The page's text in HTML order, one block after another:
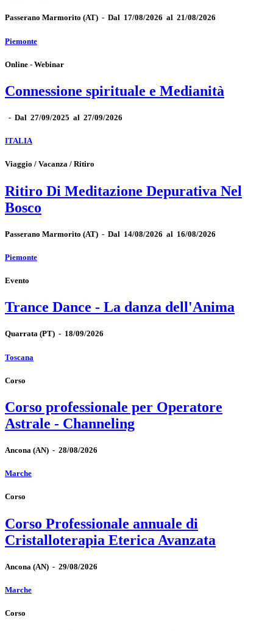
Passerano Marmorito (AT) - Dal 17/08/2026 al 21/08/2026
Piemonte
Online - Webinar
Connessione spirituale e Medianità
- Dal 27/09/2025 al 27/09/2026
ITALIA
Viaggio / Vacanza / Ritiro
Ritiro Di Meditazione Depurativa Nel
Bosco
Passerano Marmorito (AT) - Dal 14/08/2026 al 16/08/2026
Piemonte
Evento
Trance Dance - La danza dell'Anima
Quarrata (PT) - 18/09/2026
Toscana
Corso
Corso professionale per Operatore
Astrale - Channeling
Ancona (AN) - 28/08/2026
Marche
Corso
Corso Professionale annuale di
Cristalloterapia Eterica Avanzata
Ancona (AN) - 29/08/2026
Marche
Corso